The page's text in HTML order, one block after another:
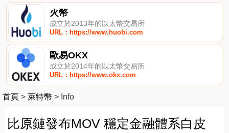
火幣
成立於2013年的以太幣交易所
URL：https://www.huobi.com
歐易OKX
成立於2014年的以太幣交易所
URL：https://www.okx.com
首頁 > 萊特幣 > Info
比原鏈發布MOV 穩定金融體系白皮